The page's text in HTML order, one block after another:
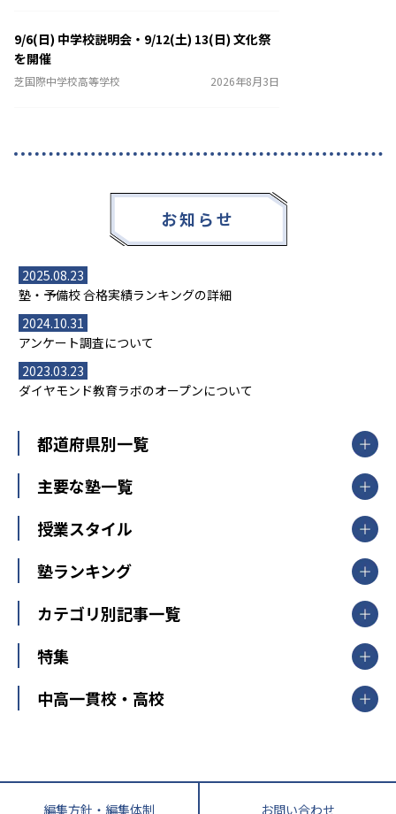
9/6(日) 中学校説明会・9/12(土) 13(日) 文化祭
を開催
芝国際中学校高等学校 2026年8月3日
お知らせ
2025.08.23
塾・予備校 合格実績ランキングの詳細
2024.10.31
アンケート調査について
2023.03.23
ダイヤモンド教育ラボのオープンについて
都道府県別一覧
北海道・東北
山形県
福島県
関東
東京都
神奈川県
茨城県
栃木県
群馬県
新潟県
中部
愛知県
静岡県
長野県
大阪府
兵庫県 京都府 奈良県
和歌山県
滋賀県
主要な塾一覧
【掲載塾一覧を見る】
東京個別指導学院
明光義塾
個別教室のトライ
武田塾
授業スタイル
個別指導
オンライン指導
塾ランキング
中学受験ランキング
カテゴリ別記事一覧
中学受験
大学受験
教育全般
大学受験塾の選び方
特集
開成番長直伝！子どもの受験を成功させる方法
運動と遊びを考える
令和の大学受験は情報戦！
中高一貫校・高校
大学入試改革
親子で極める家庭学習
編集方針・編集体制 お問い合わせ